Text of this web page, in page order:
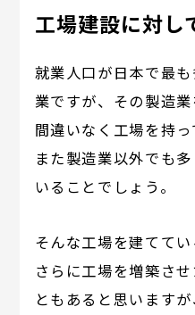
工場建設に対し
就業人口が日本で最
業ですが、その製造
間違いなく工場を持っ
また製造業以外でも
いることでしょう。
そんな工場を建ててい
さらに工場を増築さ
ともあると思います